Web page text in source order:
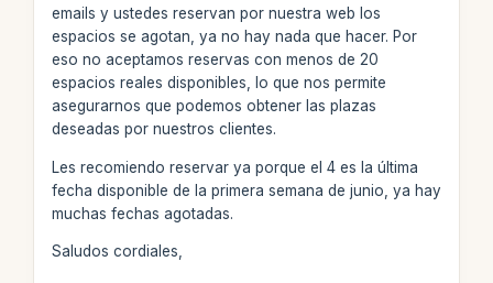
emails y ustedes reservan por nuestra web los
espacios se agotan, ya no hay nada que hacer. Por
eso no aceptamos reservas con menos de 20
espacios reales disponibles, lo que nos permite
asegurarnos que podemos obtener las plazas
deseadas por nuestros clientes.
Les recomiendo reservar ya porque el 4 es la última
fecha disponible de la primera semana de junio, ya hay
muchas fechas agotadas.
Saludos cordiales,